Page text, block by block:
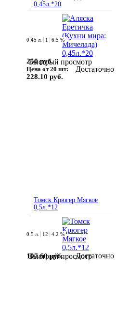
0,45л.*20
Быстрый просмотр
0.45 л. 1 6.5 %
250 руб.
Цена от 20 шт:
228.10 руб.
Достаточно
Томск Крюгер Мягкое
0,5л.*12
Быстрый просмотр
0.5 л. 12 4.2 %
107.60 руб. Достаточно